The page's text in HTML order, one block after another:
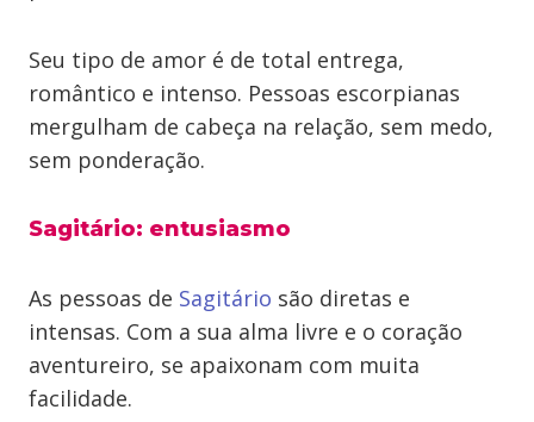
Seu tipo de amor é de total entrega,
romântico e intenso. Pessoas escorpianas
mergulham de cabeça na relação, sem medo,
sem ponderação.
Sagitário: entusiasmo
As pessoas de Sagitário são diretas e
intensas. Com a sua alma livre e o coração
aventureiro, se apaixonam com muita
facilidade.